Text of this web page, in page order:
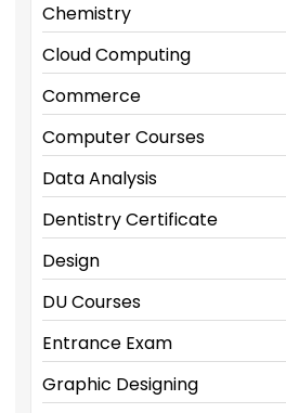
Chemistry
Cloud Computing
Commerce
Computer Courses
Data Analysis
Dentistry Certificate
Design
DU Courses
Entrance Exam
Graphic Designing